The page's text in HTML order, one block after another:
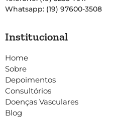
Whatsapp: (19) 97600-3508
Institucional
Home
Sobre
Depoimentos
Consultórios
Doenças Vasculares
Blog